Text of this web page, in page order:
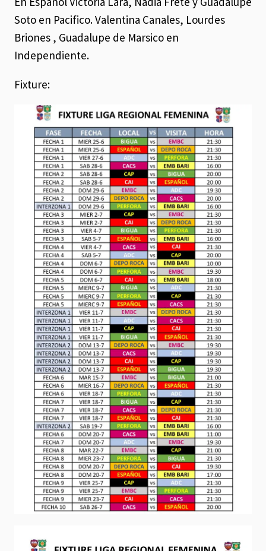
Soto en Pacifico. Valentina Canales, Lourdes
Briones , Guadalupe de Marsico en
Independiente.
Fixture: